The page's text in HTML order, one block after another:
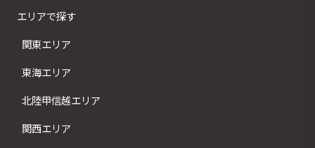
エリアで探す
関東エリア
東海エリア
北陸甲信越エリア
関西エリア